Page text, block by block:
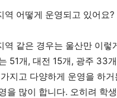
어떻게 운영되고 있어요?
같은 경우는 울산만 이렇
51개, 대전 15개, 광주 33
지고 다양하게 운영을 하
을 많이 합니다. 오히려 학